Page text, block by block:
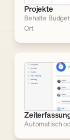
Projekte
Behalte
Ort
Automatisch